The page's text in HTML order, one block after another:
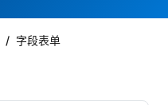
/ 字段表单